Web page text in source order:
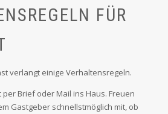
FÜR
verlangt einige Verhaltensregeln.
Brief oder Mail ins Haus. Freuen
Gastgeber schnellstmöglich mit, ob